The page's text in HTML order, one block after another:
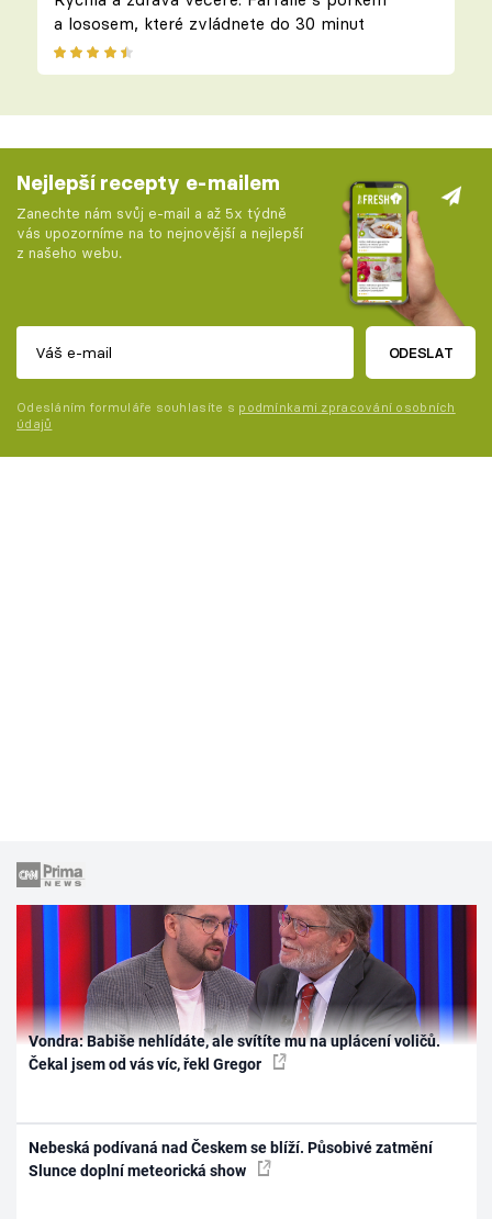
a lososem, které zvládnete do 30 minut
Nejlepší recepty e-mailem
Zanechte nám svůj e-mail a až 5x týdně
vás upozorníme na to nejnovější a nejlepší
z našeho webu.
ODESLAT
Odesláním formuláře souhlasíte s podmínkami zpracování osobních
údajů
Vondra: Babiše nehlídáte, ale svítíte mu na uplácení voličů.
Čekal jsem od vás víc, řekl Gregor
Nebeská podívaná nad Českem se blíží. Působivé zatmění
Slunce doplní meteorická show